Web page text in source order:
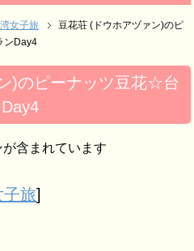
女子旅
豆花荘 (ドウホアヅァン)のピ
ンDay4
)のピーナッツ豆花☆台
含まれています
子旅]